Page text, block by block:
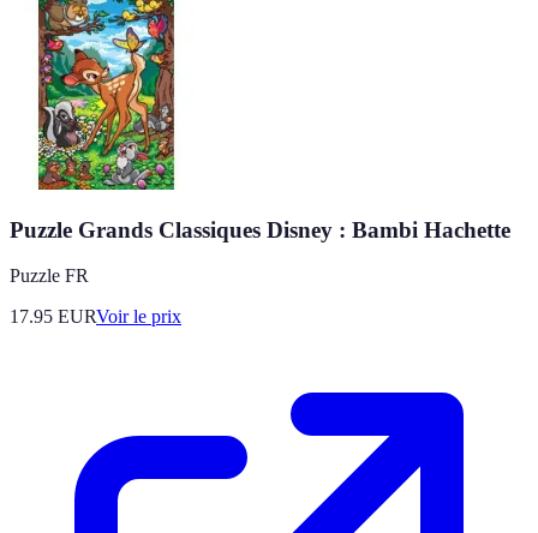
Puzzle Grands Classiques Disney : Bambi Hachette
Puzzle FR
17.95 EURVoir le prix